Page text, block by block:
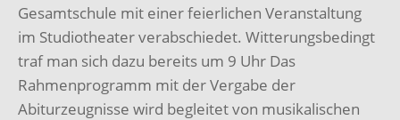
Gesamtschule mit einer feierlichen Veranstaltung
im Studiotheater verabschiedet. Witterungsbedingt
traf man sich dazu bereits um 9 Uhr Das
Rahmenprogramm mit der Vergabe der
Abiturzeugnisse wird begleitet von musikalischen